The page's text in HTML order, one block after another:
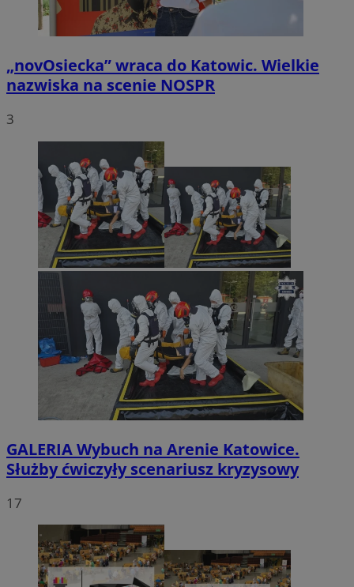
„novOsiecka” wraca do Katowic. Wielkie
nazwiska na scenie NOSPR
3
GALERIAWybuch na Arenie Katowice.
Służby ćwiczyły scenariusz kryzysowy
17